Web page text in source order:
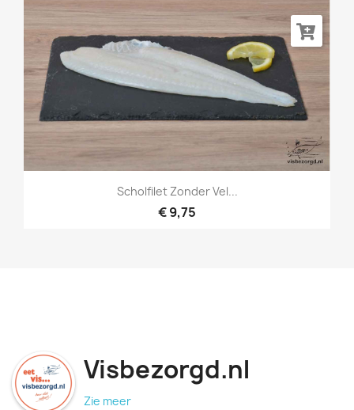
Scholfilet Zonder Vel...
€ 9,75
Visbezorgd.nl
Zie meer